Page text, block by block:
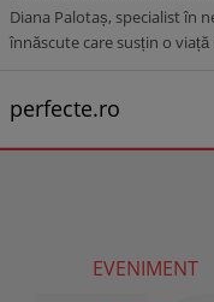
Diana Palotaș, specialist în
înnăscute care susțin o
perfecte.ro
EVENIMENT